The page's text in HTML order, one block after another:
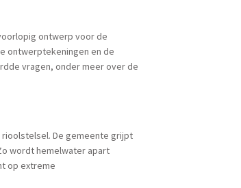
ontwerp voor de
ontwerptekeningen en de
vragen, onder meer over de
De gemeente grijpt
wordt hemelwater apart
op extreme